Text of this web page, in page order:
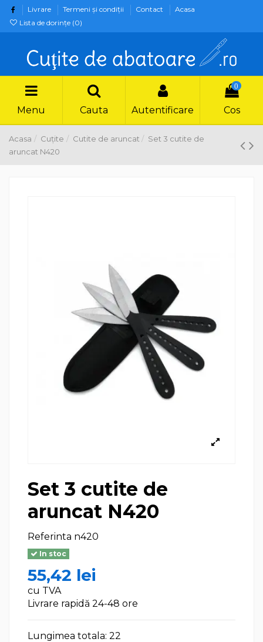
Livrare Termeni şi condiţii Contact
Acasa
Lista de dorințe (0)
Menu Cauta Autentificare
0
Cos
Acasa Cuțite Cutite de aruncat
Set 3 cutite de
aruncat N420
Set 3 cutite de
aruncat N420
Referinta n420
In stoc
55,42 lei
cu TVA
Livrare rapidă 24-48 ore
Lungimea totala: 22